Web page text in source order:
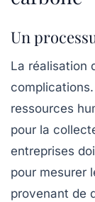
Un
La réalisation
ressources
pour la
entreprises
pour mesurer
provenant de